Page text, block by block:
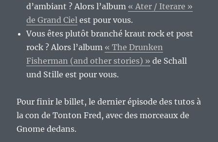
d’ambiant ? Alors l’album « Ater / Iterare »
de Grand Ciel est pour vous.
Vous êtes plutôt branché kraut rock et post
rock ? Alors l’album « The Drunken
Fisherman (and other stories) » de Schall
und Stille est pour vous.
Pour finir le billet, le dernier épisode des tutos à
la con de Tonton Fred, avec des morceaux de
Gnome dedans.